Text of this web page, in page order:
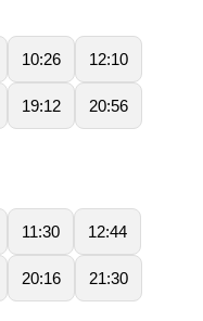
10:26 12:10
19:12 20:56
11:30 12:44
20:16 21:30